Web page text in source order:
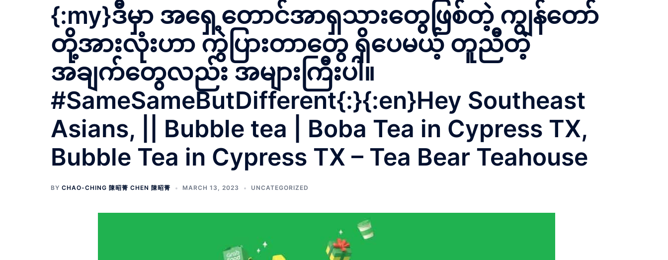
{:my}ဒီမှာ အရှေ့တောင်အာရှသားတွေဖြစ်တဲ့ ကျွန်တော်
တို့အားလုံးဟာ ကွဲပြားတာတွေ ရှိပေမယ့် တူညီတဲ့
အချက်တွေလည်း အများကြီးပါ။
#SameSameButDifferent{:}{:en}Hey Southeast
Asians, || Bubble tea | Boba Tea in Cypress TX,
Bubble Tea in Cypress TX – Tea Bear Teahouse
BY CHAO-CHING 陳昭菁 CHEN 陳昭菁 MARCH 13, 2023 UNCATEGORIZED